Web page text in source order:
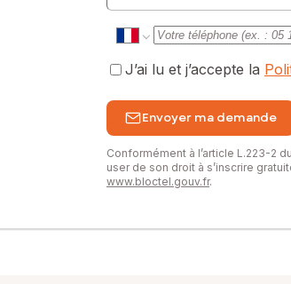
J’ai lu et j’accepte la
Envoyer ma demande
Conformément à l’article L.223-2
user de son droit à s’inscrire
www.bloctel.gouv.fr.